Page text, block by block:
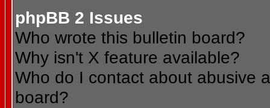
phpBB 2 Issues
Who wrote this bulletin board?
Why isn't X feature available?
Who do I contact about abusive
board?